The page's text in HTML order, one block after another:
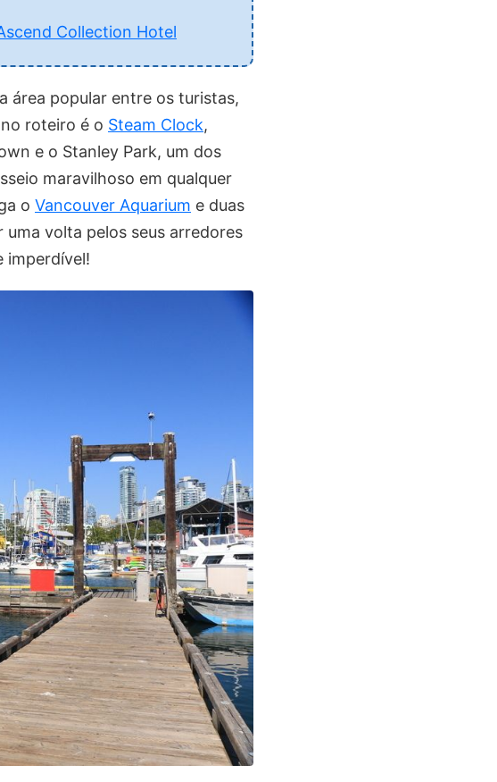
Collection Hotel
área popular entre os turistas,
roteiro é o Steam Clock,
e o Stanley Park, um dos
maravilhoso em qualquer
o Vancouver Aquarium e duas
volta pelos seus arredores
imperdível!